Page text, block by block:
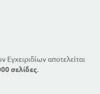
αποτελείται
σελίδες.